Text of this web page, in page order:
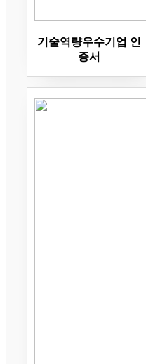
기술역량우수기업 인
증서